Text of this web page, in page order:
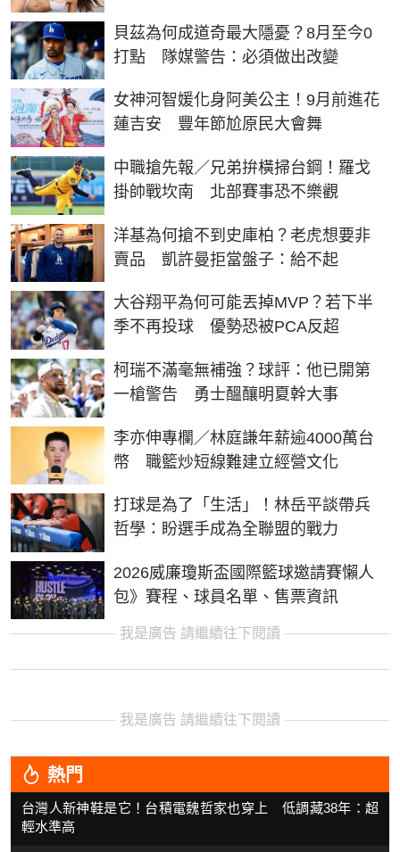
貝茲為何成道奇最大隱憂？8月至今0
打點 隊媒警告：必須做出改變
女神河智媛化身阿美公主！9月前進花
蓮吉安 豐年節尬原民大會舞
中職搶先報／兄弟拚橫掃台鋼！羅戈
掛帥戰坎南 北部賽事恐不樂觀
洋基為何搶不到史庫柏？老虎想要非
賣品 凱許曼拒當盤子：給不起
大谷翔平為何可能丟掉MVP？若下半
季不再投球 優勢恐被PCA反超
柯瑞不滿毫無補強？球評：他已開第
一槍警告 勇士醞釀明夏幹大事
李亦伸專欄／林庭謙年薪逾4000萬台
幣 職籃炒短線難建立經營文化
打球是為了「生活」！林岳平談帶兵
哲學：盼選手成為全聯盟的戰力
2026威廉瓊斯盃國際籃球邀請賽懶人
包》賽程、球員名單、售票資訊
我是廣告 請繼續往下閱讀
我是廣告 請繼續往下閱讀
熱門
台灣人新神鞋是它！台積電魏哲家也穿上 低調藏38年：超
輕水準高